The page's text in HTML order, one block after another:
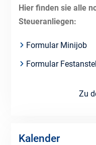
Hier finden sie alle
Steueranliegen:
Formular Minijob
Formular
Zu
Kalender